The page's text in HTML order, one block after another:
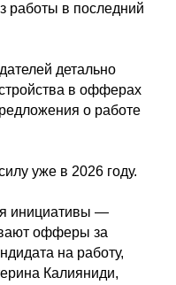
работы в последний
детально
в офферах
о работе
уже в 2026 году.
инициативы —
офферы за
на работу,
Калияниди,